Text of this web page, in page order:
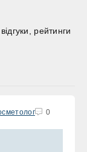
рейтинги
0